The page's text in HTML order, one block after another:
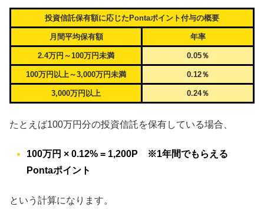
投資信託保有額に応じたPontaポイント付与の概要
月間平均保有額 年率
2.4万円～100万円未満 0.05％
100万円以上～3,000万円未満 0.12％
3,000万円以上 0.24％
たとえば100万円分の投資信託を保有している場合、
100万円 × 0.12% = 1,200P ※1年間でもらえる
Pontaポイント
という計算になります。